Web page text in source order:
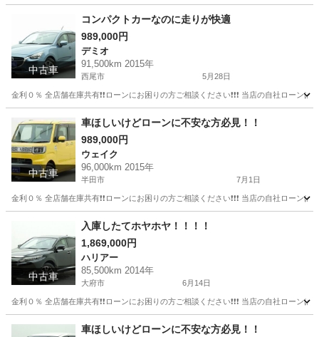
中古車
コンパクトカーなのに走りが快適
989,000円
デミオ
91,500km 2015年
西尾市 5月28日
金利０％ 全店舗在庫共有❗️❗️ローンにお困りの方ご相談ください❗️❗️❗️ 当店の自社ロ
デミオ コンパクトカー
中古車
車ほしいけどローンに不安な方必見！！
989,000円
ウェイク
96,000km 2015年
半田市 7月1日
金利０％ 全店舗在庫共有❗️❗️ローンにお困りの方ご相談ください❗️❗️❗️ 当店の自社ロ
ウェイク ローン
中古車
入庫したてホヤホヤ！！！！
1,869,000円
ハリアー
85,500km 2014年
大府市 6月14日
金利０％ 全店舗在庫共有❗️❗️ローンにお困りの方ご相談ください❗️❗️❗️ 当店の自社ロ
愛知 大府市 ハリアー ローン
車ほしいけどローンに不安な方必見！！